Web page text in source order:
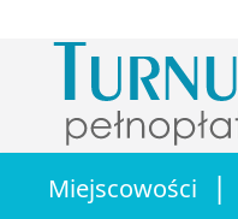
Miejscowości |